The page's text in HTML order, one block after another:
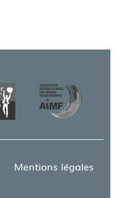
Mentions légales